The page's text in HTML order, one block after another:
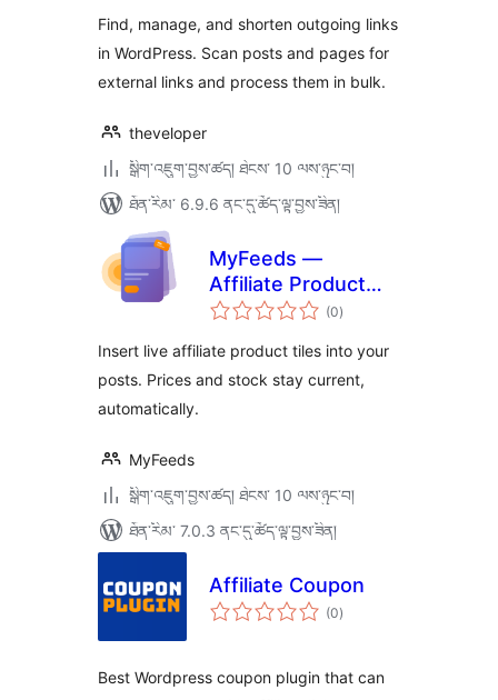
ཚང་།
Find, manage, and shorten outgoing links
in WordPress. Scan posts and pages for
external links and process them in bulk.
theveloper
སྒྲིག་འཇུག་བྱས་ཚད། ཐེངས་ 10 ལས་ཉུང་བ།
ཐོན་རིམ་ 6.9.6 ནང་དུ་ཚོད་ལྟ་བྱས་ཟིན།
MyFeeds —
Affiliate Product
Feed Manager
(0གདེང་
འཇོག་
ཚང་།
)
Insert live affiliate product tiles into your
posts. Prices and stock stay current,
automatically.
MyFeeds
སྒྲིག་འཇུག་བྱས་ཚད། ཐེངས་ 10 ལས་ཉུང་བ།
ཐོན་རིམ་ 7.0.3 ནང་དུ་ཚོད་ལྟ་བྱས་ཟིན།
Affiliate Coupon
(0གདེང་
འཇོག་
)
Best Wordpress coupon plugin that can